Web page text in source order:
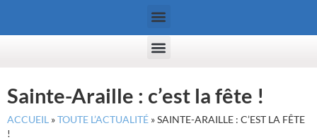
Sainte-Araille : c’est la fête !
ACCUEIL »TOUTE L’ACTUALITÉ »SAINTE-ARAILLE : C’EST LA FÊTE
!